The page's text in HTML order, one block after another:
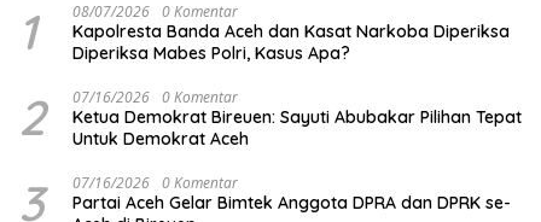
1 08/07/2026 0 Komentar
Kapolresta Banda Aceh dan Kasat Narkoba Diperiksa
Diperiksa Mabes Polri, Kasus Apa?
2 07/16/2026 0 Komentar
Ketua Demokrat Bireuen: Sayuti Abubakar Pilihan Tepat
Untuk Demokrat Aceh
3 07/16/2026 0 Komentar
Partai Aceh Gelar Bimtek Anggota DPRA dan DPRK se-